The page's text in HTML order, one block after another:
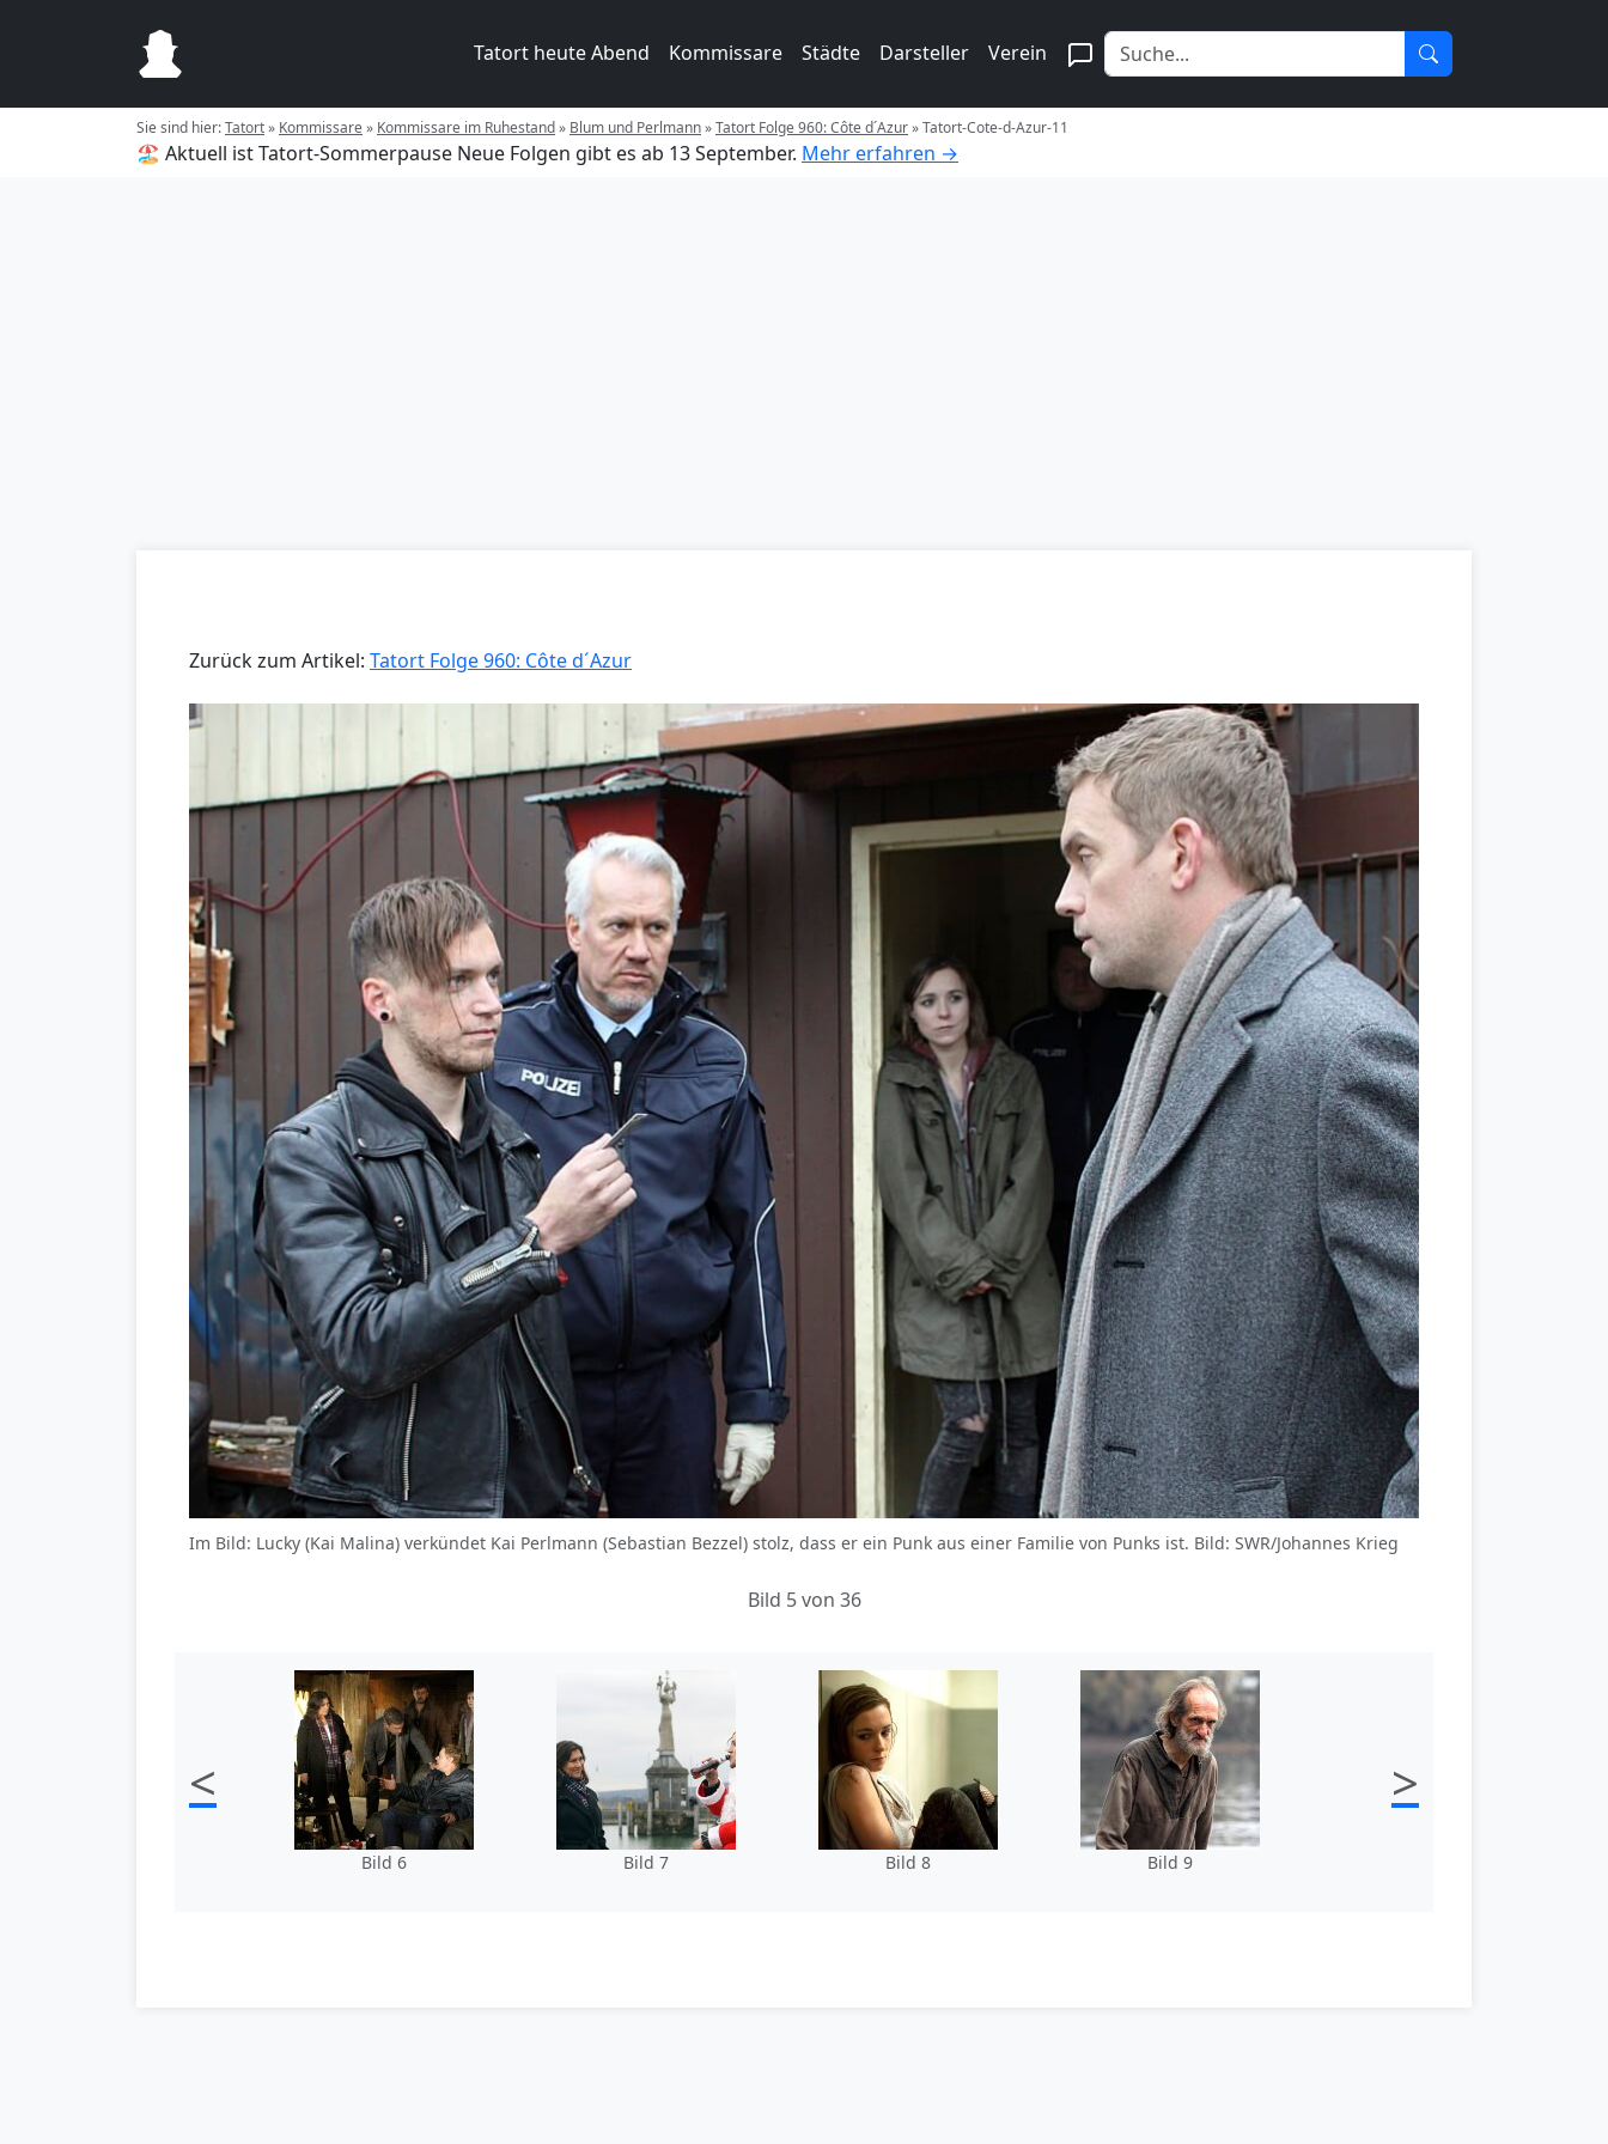
Tatort heute Abend Kommissare Städte Darsteller Verein
Sie sind hier:Tatort» Kommissare» Kommissare im Ruhestand» Blum und Perlmann»Tatort Folge 960: Côte d´Azur»Tatort-Cote-d-Azur-11
🏖️ Aktuell ist Tatort-Sommerpause Neue Folgen gibt es ab 13 September. Mehr erfahren →
Zurück zum Artikel: Tatort Folge 960: Côte d´Azur
Im Bild: Lucky (Kai Malina) verkündet Kai Perlmann (Sebastian Bezzel) stolz, dass er ein Punk aus einer Familie von Punks ist. Bild: SWR/Johannes Krieg
Bild 5 von 36
<
Bild 6 Bild 7 Bild 8 Bild 9
>